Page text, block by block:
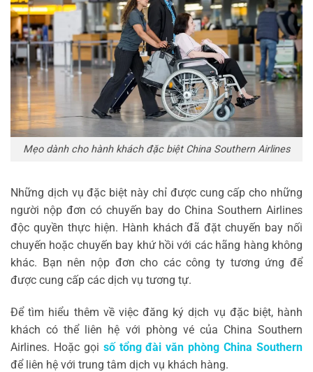
Mẹo dành cho hành khách đặc biệt China Southern Airlines
Những dịch vụ đặc biệt này chỉ được cung cấp cho những
người nộp đơn có chuyến bay do China Southern Airlines
độc quyền thực hiện. Hành khách đã đặt chuyến bay nối
chuyến hoặc chuyến bay khứ hồi với các hãng hàng không
khác. Bạn nên nộp đơn cho các công ty tương ứng để
được cung cấp các dịch vụ tương tự.
Để tìm hiểu thêm về việc đăng ký dịch vụ đặc biệt, hành
khách có thể liên hệ với phòng vé của China Southern
Airlines. Hoặc gọi số tổng đài văn phòng China Southern
để liên hệ với trung tâm dịch vụ khách hàng.